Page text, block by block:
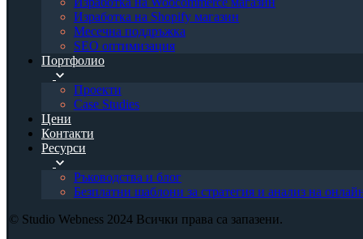
Изработка на Shopify магазин
Месечна поддръжка
SEO оптимизация
Портфолио
Проекти
Case Studies
Цени
Контакти
Ресурси
Ръководства и блог
Безплатни шаблони за стратегия и анализ на
© Studio Webness 2024 Всички права са запазени.